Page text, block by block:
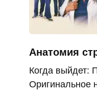
Анатомия
Когда выйдет:
Оригинальное